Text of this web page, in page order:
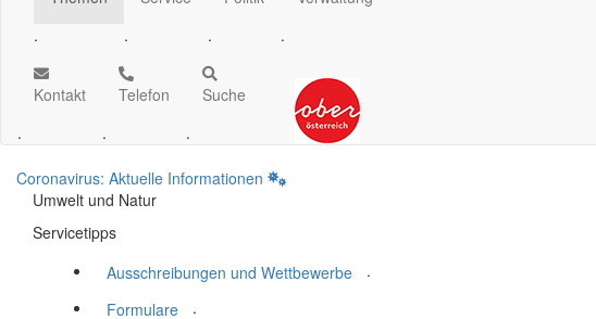
.
.
.
.
Kontakt
.
Telefon
.
Suche
.
Coronavirus: Aktuelle Informationen
Umwelt und Natur
Servicetipps
Ausschreibungen und Wettbewerbe
.
Formulare
.